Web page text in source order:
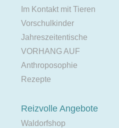
Im Kontakt mit Tieren
Vorschulkinder
Jahreszeitentische
VORHANG AUF
Anthroposophie
Rezepte
Reizvolle Angebote
Waldorfshop